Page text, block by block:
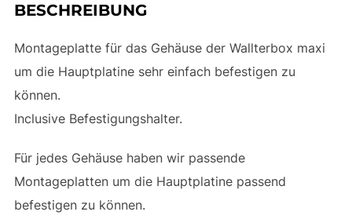
BESCHREIBUNG
Montageplatte für das Gehäuse der Wallterbox maxi
um die Hauptplatine sehr einfach befestigen zu
können.
Inclusive Befestigungshalter.
Für jedes Gehäuse haben wir passende
Montageplatten um die Hauptplatine passend
befestigen zu können.